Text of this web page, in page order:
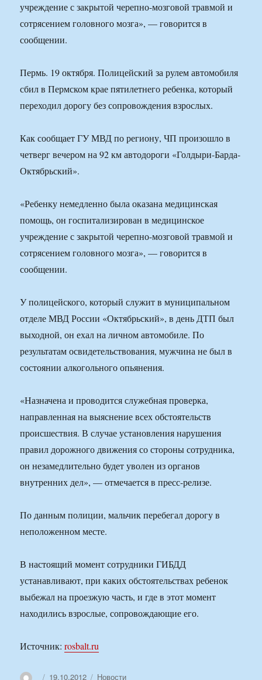
учреждение с закрытой черепно-мозговой травмой и
сотрясением головного мозга», — говорится в
сообщении.
Пермь. 19 октября. Полицейский за рулем автомобиля
сбил в Пермском крае пятилетнего ребенка, который
переходил дорогу без сопровождения взрослых.
Как сообщает ГУ МВД по региону, ЧП произошло в
четверг вечером на 92 км автодороги «Голдыри-Барда-
Октябрьский».
«Ребенку немедленно была оказана медицинская
помощь, он госпитализирован в медицинское
учреждение с закрытой черепно-мозговой травмой и
сотрясением головного мозга», — говорится в
сообщении.
У полицейского, который служит в муниципальном
отделе МВД России «Октябрьский», в день ДТП был
выходной, он ехал на личном автомобиле. По
результатам освидетельствования, мужчина не был в
состоянии алкогольного опьянения.
«Назначена и проводится служебная проверка,
направленная на выяснение всех обстоятельств
происшествия. В случае установления нарушения
правил дорожного движения со стороны сотрудника,
он незамедлительно будет уволен из органов
внутренних дел», — отмечается в пресс-релизе.
По данным полиции, мальчик перебегал дорогу в
неположенном месте.
В настоящий момент сотрудники ГИБДД
устанавливают, при каких обстоятельствах ребенок
выбежал на проезжую часть, и где в этот момент
находились взрослые, сопровождающие его.
Источник:rosbalt.ru
АвторОпубликовано
19.10.2012 Рубрики
Новости